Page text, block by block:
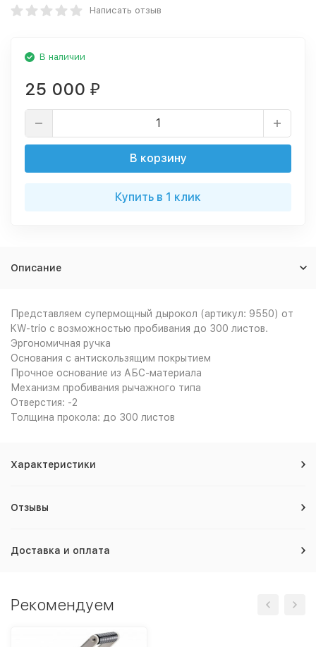
Написать отзыв
В наличии
25 000 ₽
В корзину
Купить в 1 клик
Описание
Представляем супермощный дырокол (артикул: 9550) от
KW-trio с возможностью пробивания до 300 листов.
Эргономичная ручка
Основания с антискользящим покрытием
Прочное основание из АБС-материала
Механизм пробивания рычажного типа
Отверстия: -2
Толщина прокола: до 300 листов
Характеристики
Отзывы
Доставка и оплата
Рекомендуем